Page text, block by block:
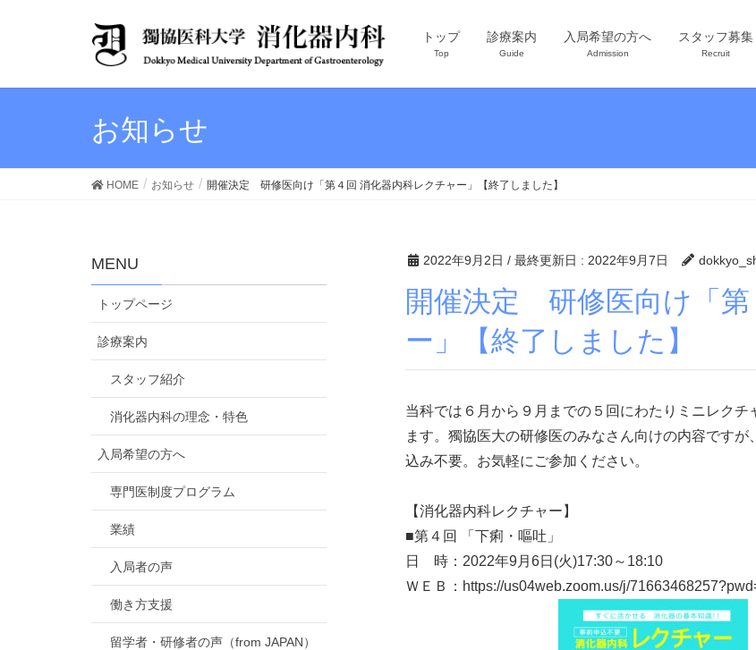
トップ
Top
診療案内
Guide
入局希望の方へ
Admission
スタッフ募集
Recruit
お知らせ
HOME お知らせ 開催決定 研修医向け「第４回 消化器内科レクチャー」【終了しました】
2022年9月2日 / 最終更新日 : 2022年9月7日
開催決定 研修医向け「第４回 消化器内科レクチャ
ー」【終了しました】
当科では６月から９月までの５回にわたりミニレク
ます。獨協医大の研修医のみなさん向けの内容です
込み不要。お気軽にご参加ください。
【消化器内科レクチャー】
■第４回 「下痢・嘔吐」
日 時：2022年9月6日(火)17:30～18:10
ＷＥＢ：https://us04web.zoom.us/j/
MENU
トップページ
診療案内
スタッフ紹介
消化器内科の理念・特色
入局希望の方へ
専門医制度プログラム
業績
入局者の声
働き方支援
留学者・研修者の声（from JAPAN）